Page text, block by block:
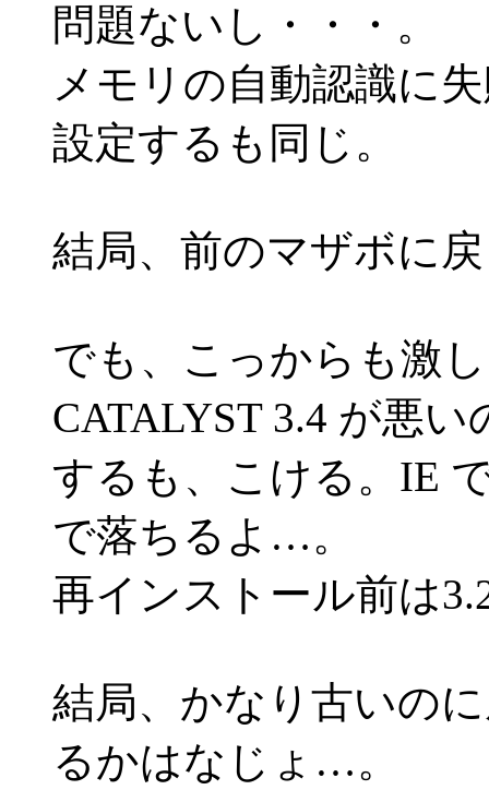
問題ないし・・・。
メモリの自動認識に
設定するも同じ。
結局、前のマザボに
でも、こっからも激
CATALYST 3.4 が悪
するも、こける。IE
で落ちるよ…。
再インストール前は
結局、かなり古いの
るかはなじょ…。